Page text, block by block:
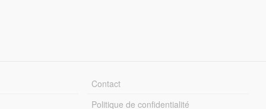
Contact
Politique de confidentialité